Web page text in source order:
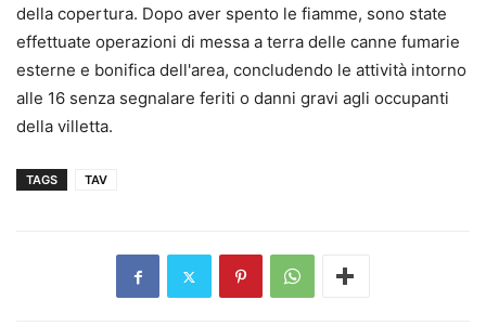
della copertura. Dopo aver spento le fiamme, sono state
effettuate operazioni di messa a terra delle canne fumarie
esterne e bonifica dell'area, concludendo le attività intorno
alle 16 senza segnalare feriti o danni gravi agli occupanti
della villetta.
TAGS TAV